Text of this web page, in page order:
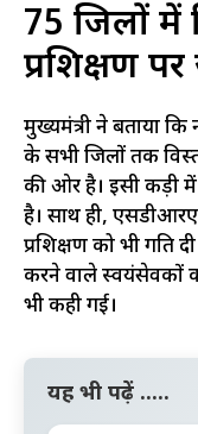
75 जिलों में
प्रशिक्षण पर
मुख्यमंत्री ने बताया
के सभी जिलों तक
की ओर है। इसी कड़ी में
है। साथ ही,
प्रशिक्षण को भी गति
करने वाले स्वयंसेवकों
भी कही गई।
यह भी पढ़ें .....